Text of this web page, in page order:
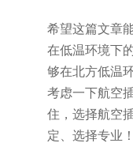
希望这篇文章
在低温环境下
够在北方低温
考虑一下航空
住，选择航空
定、选择专业！